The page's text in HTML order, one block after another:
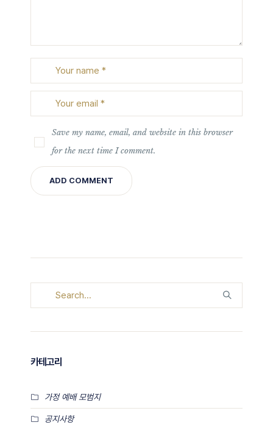
Save my name, email, and website in this browser
for the next time I comment.
카테고리
가정 예배 모범지
공지사항